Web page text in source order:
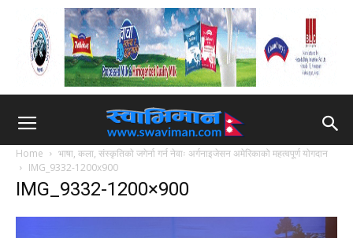
Home
भाषा, कला, संस्कृतिकाे जगेर्ना गर्न नेवाः अर्गनाइजेसन अमेरिकाको महत्वपूर्ण याेगदान
IMG_9332-1200x900
IMG_9332-1200×900